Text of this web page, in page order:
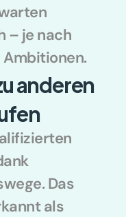
– je nach
anderen
Das
als